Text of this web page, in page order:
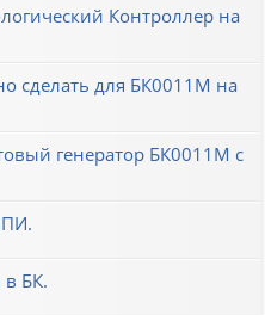
Контроллер на
сделать для БК0011М на
генератор БК0011М с
БК.